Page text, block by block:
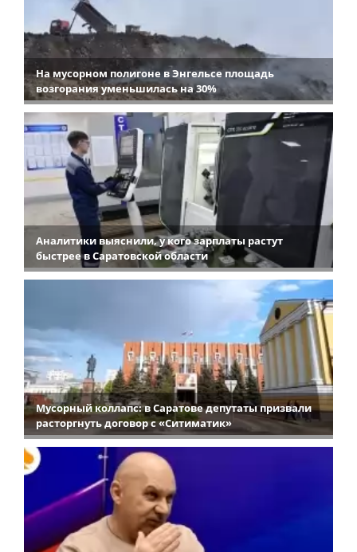
На мусорном полигоне в Энгельсе площадь
возгорания уменьшилась на 30%
Аналитики выяснили, у кого зарплаты растут
быстрее в Саратовской области
Мусорный коллапс: в Саратове депутаты призвали
расторгнуть договор с «Ситиматик»